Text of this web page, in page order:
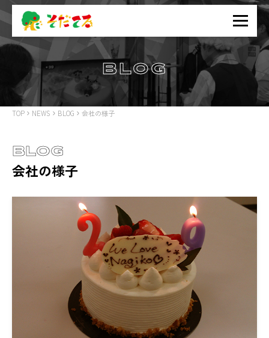
BLOG
TOP NEWS BLOG 会社の様子
BLOG
会社の様子